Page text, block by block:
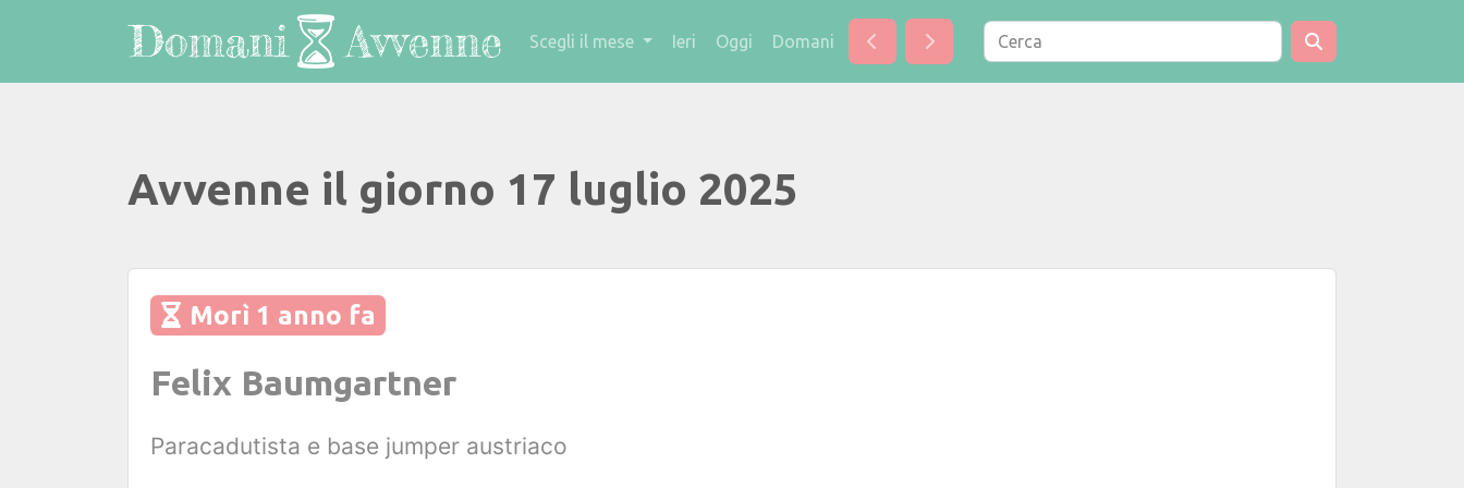
Scegli il mese Ieri Oggi Domani
Avvenne il giorno 17 luglio 2025
Morì 1 anno fa
Felix Baumgartner
Paracadutista e base jumper austriaco